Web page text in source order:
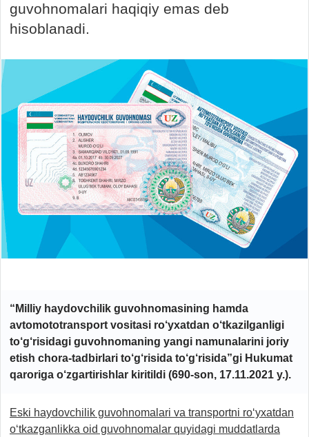
guvohnomalari haqiqiy emas deb
hisoblanadi.
“Milliy haydovchilik guvohnomasining hamda
avtomototransport vositasi ro‘yxatdan o‘tkazilganligi
to‘g‘risidagi guvohnomaning yangi namunalarini joriy
etish chora-tadbirlari to‘g‘risida to‘g‘risida”gi Hukumat
qaroriga o‘zgartirishlar kiritildi (690-son, 17.11.2021 y.).
Eski haydovchilik guvohnomalari va transportni ro‘yxatdan
o‘tkazganlikka oid guvohnomalar quyidagi muddatlarda